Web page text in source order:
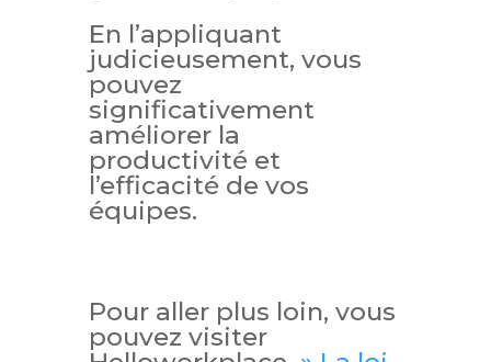
En l’appliquant
judicieusement, vous
pouvez
significativement
améliorer la
productivité et
l’efficacité de vos
équipes.
Pour aller plus loin, vous
pouvez visiter